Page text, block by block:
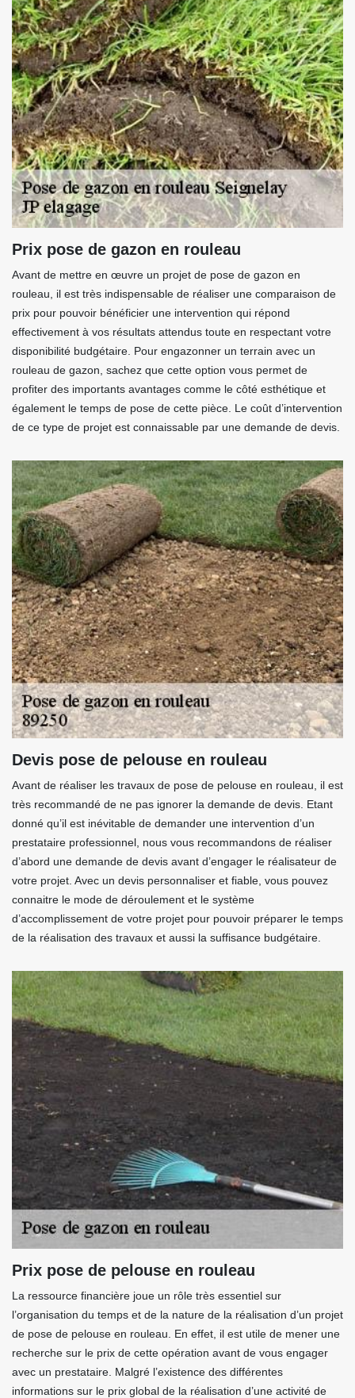
Prix pose de gazon en rouleau
Avant de mettre en œuvre un projet de pose de gazon en
rouleau, il est très indispensable de réaliser une comparaison de
prix pour pouvoir bénéficier une intervention qui répond
effectivement à vos résultats attendus toute en respectant votre
disponibilité budgétaire. Pour engazonner un terrain avec un
rouleau de gazon, sachez que cette option vous permet de
profiter des importants avantages comme le côté esthétique et
également le temps de pose de cette pièce. Le coût d’intervention
de ce type de projet est connaissable par une demande de devis.
Devis pose de pelouse en rouleau
Avant de réaliser les travaux de pose de pelouse en rouleau, il est
très recommandé de ne pas ignorer la demande de devis. Etant
donné qu’il est inévitable de demander une intervention d’un
prestataire professionnel, nous vous recommandons de réaliser
d’abord une demande de devis avant d’engager le réalisateur de
votre projet. Avec un devis personnaliser et fiable, vous pouvez
connaitre le mode de déroulement et le système
d’accomplissement de votre projet pour pouvoir préparer le temps
de la réalisation des travaux et aussi la suffisance budgétaire.
Prix pose de pelouse en rouleau
La ressource financière joue un rôle très essentiel sur
l’organisation du temps et de la nature de la réalisation d’un projet
de pose de pelouse en rouleau. En effet, il est utile de mener une
recherche sur le prix de cette opération avant de vous engager
avec un prestataire. Malgré l’existence des différentes
informations sur le prix global de la réalisation d’une activité de